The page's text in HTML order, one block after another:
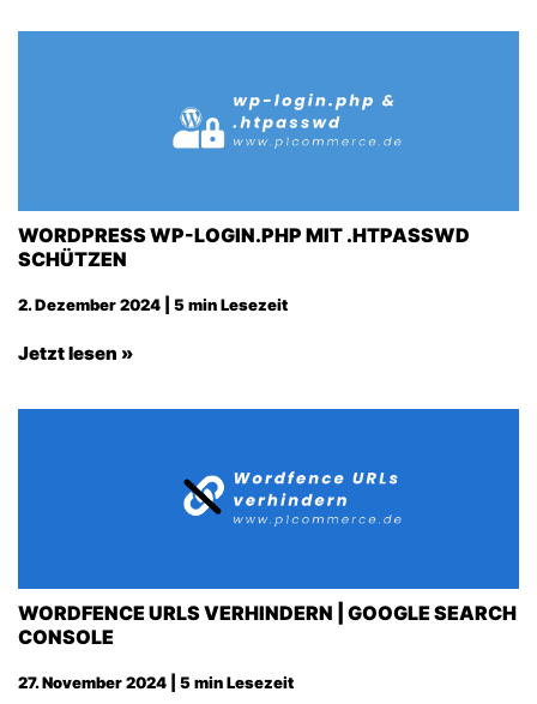
WORDPRESS WP-LOGIN.PHP MIT .HTPASSWD
SCHÜTZEN
2. Dezember 2024 | 5 min Lesezeit
Jetzt lesen »
WORDFENCE URLS VERHINDERN | GOOGLE SEARCH
CONSOLE
27. November 2024 | 5 min Lesezeit